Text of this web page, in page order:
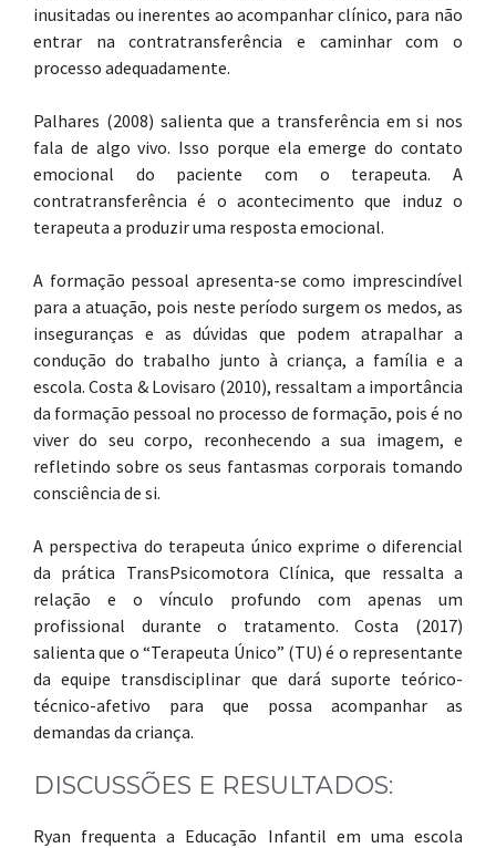
inusitadas ou inerentes ao acompanhar clínico, para não
entrar na contratransferência e caminhar com o
processo adequadamente.
Palhares (2008) salienta que a transferência em si nos
fala de algo vivo. Isso porque ela emerge do contato
emocional do paciente com o terapeuta. A
contratransferência é o acontecimento que induz o
terapeuta a produzir uma resposta emocional.
A formação pessoal apresenta-se como imprescindível
para a atuação, pois neste período surgem os medos, as
inseguranças e as dúvidas que podem atrapalhar a
condução do trabalho junto à criança, a família e a
escola. Costa & Lovisaro (2010), ressaltam a importância
da formação pessoal no processo de formação, pois é no
viver do seu corpo, reconhecendo a sua imagem, e
refletindo sobre os seus fantasmas corporais tomando
consciência de si.
A perspectiva do terapeuta único exprime o diferencial
da prática TransPsicomotora Clínica, que ressalta a
relação e o vínculo profundo com apenas um
profissional durante o tratamento. Costa (2017)
salienta que o “Terapeuta Único” (TU) é o representante
da equipe transdisciplinar que dará suporte teórico-
técnico-afetivo para que possa acompanhar as
demandas da criança.
DISCUSSÕES E RESULTADOS:
Ryan frequenta a Educação Infantil em uma escola